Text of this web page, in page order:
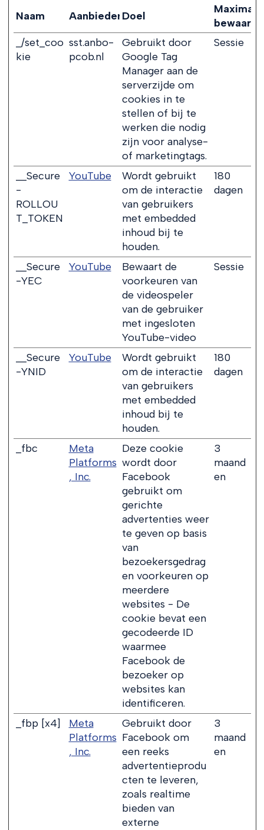
Naam Aanbieder Doel
Maximale
_/set_coo
kie
sst.anbo-
pcob.nl
Gebruikt door
Google Tag
Manager aan de
serverzijde om
cookies in te
stellen of bij te
werken die nodig
zijn voor analyse-
of marketingtags.
Sessie
__Secure
-
ROLLOU
T_TOKEN
YouTube
Wordt gebruikt
om de interactie
van gebruikers
met embedded
inhoud bij te
houden.
180
dagen
__Secure
-YEC
YouTube
Bewaart de
voorkeuren van
de videospeler
van de gebruiker
met ingesloten
YouTube-video
Sessie
__Secure
-YNID
YouTube
Wordt gebruikt
om de interactie
van gebruikers
met embedded
inhoud bij te
houden.
180
dagen
_fbc
Meta
Platforms
, Inc.
Deze cookie
wordt door
Facebook
gebruikt om
gerichte
advertenties weer
te geven op basis
van
bezoekersgedrag
en voorkeuren op
meerdere
websites - De
cookie bevat een
gecodeerde ID
waarmee
Facebook de
bezoeker op
websites kan
identificeren.
3
maand
en
_fbp [x4]
Meta
Platforms
, Inc.
Gebruikt door
Facebook om
een reeks
advertentieprodu
cten te leveren,
zoals realtime
bieden van
externe
3
maand
en